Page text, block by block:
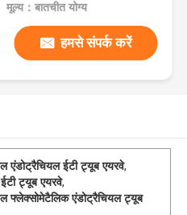
मूल्य：बातचीत योग्य
हमसे संपर्क करें
एंडोट्रैचियल ईटी ट्यूब एयरवे,
ट्यूब एयरवे,
फ्लेक्सोमेटैलिक एंडोट्रैचियल ट्यूब